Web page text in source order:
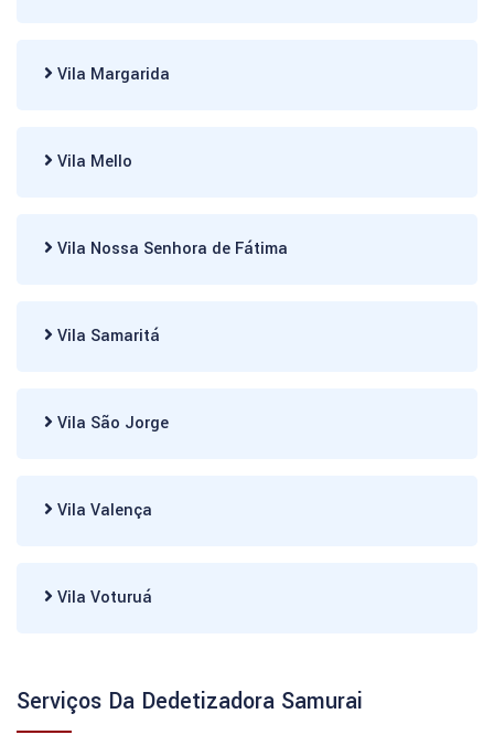
Vila Margarida
Vila Mello
Vila Nossa Senhora de Fátima
Vila Samaritá
Vila São Jorge
Vila Valença
Vila Voturuá
Serviços Da Dedetizadora Samurai